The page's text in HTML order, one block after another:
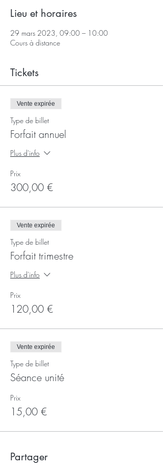
Lieu et horaires
29 mars 2023, 09:00 – 10:00
Cours à distance
Tickets
Vente expirée
Type de billet
Forfait annuel
Plus d'info
Prix
300,00 €
Vente expirée
Type de billet
Forfait trimestre
Plus d'info
Prix
120,00 €
Vente expirée
Type de billet
Séance unité
Prix
15,00 €
Partager